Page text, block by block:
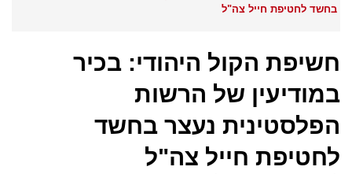
בחשד לחטיפת חייל צה"ל
חשיפת הקול היהודי: בכיר
במודיעין של הרשות
הפלסטינית נעצר בחשד
לחטיפת חייל צה"ל